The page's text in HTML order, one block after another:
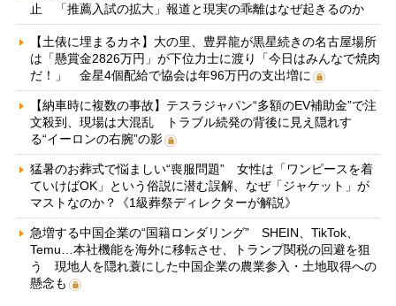
止 「推薦入試の拡大」報道と現実の乖離はなぜ起きるのか
【土俵に埋まるカネ】大の里、豊昇龍が黒星続きの名古屋場所
は「懸賞金2826万円」が下位力士に渡り「今日はみんなで焼肉
だ！」 金星4個配給で協会は年96万円の支出増に
【納車時に複数の事故】テスラジャパン“多額のEV補助金”で注
文殺到、現場は大混乱 トラブル続発の背後に見え隠れす
る“イーロンの右腕”の影
猛暑のお葬式で悩ましい“喪服問題” 女性は「ワンピースを着
ていけばOK」という俗説に潜む誤解、なぜ「ジャケット」が
マストなのか？《1級葬祭ディレクターが解説》
急増する中国企業の“国籍ロンダリング” SHEIN、TikTok、
Temu…本社機能を海外に移転させ、トランプ関税の回避を狙
う 現地人を隠れ蓑にした中国企業の農業参入・土地取得への
懸念も